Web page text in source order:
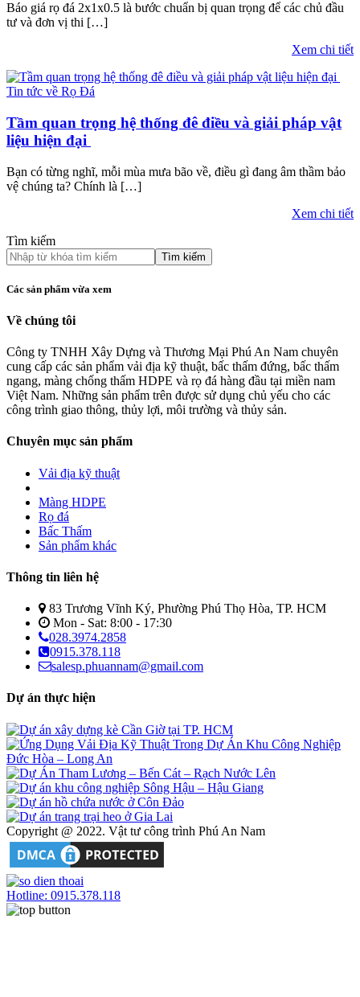
Báo giá rọ đá 2x1x0.5 là bước chuẩn bị quan trọng để các chủ đầu
tư và đơn vị thi […]
Xem chi tiết
Tin tức về Rọ Đá
Tầm quan trọng hệ thống đê điều và giải pháp vật
liệu hiện đại
Bạn có từng nghĩ, mỗi mùa mưa bão về, điều gì đang âm thầm bảo
vệ chúng ta? Chính là […]
Xem chi tiết
Tìm kiếm
Tìm kiếm
Các sản phẩm vừa xem
Về chúng tôi
Công ty TNHH Xây Dựng và Thương Mại Phú An Nam chuyên
cung cấp các sản phẩm vải địa kỹ thuật, bấc thấm đứng, bấc thấm
ngang, màng chống thấm HDPE và rọ đá hàng đầu tại miền nam
Việt Nam. Những sản phẩm trên được sử dụng chủ yếu cho các
công trình giao thông, thủy lợi, môi trường và thủy sản.
Chuyên mục sản phẩm
Vải địa kỹ thuật
Màng HDPE
Rọ đá
Bấc Thấm
Sản phẩm khác
Thông tin liên hệ
83 Trương Vĩnh Ký, Phường Phú Thọ Hòa, TP. HCM
Mon - Sat: 8:00 - 17:30
028.3974.2858
0915.378.118
salesp.phuannam@gmail.com
Dự án thực hiện
Copyright @ 2022. Vật tư công trình Phú An Nam
Hotline: 0915.378.118